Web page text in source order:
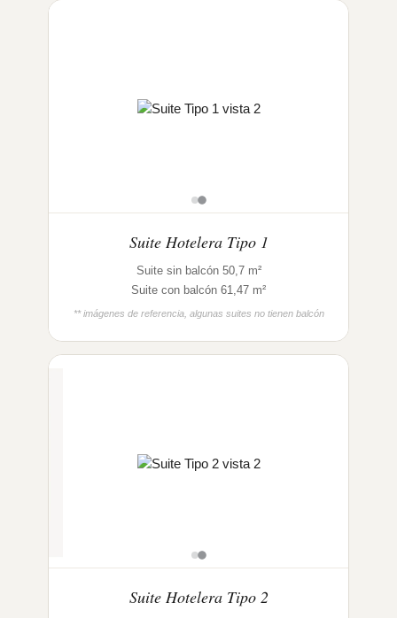
Suite Hotelera Tipo 1
Suite sin balcón 50,7 m²
Suite con balcón 61,47 m²
** imágenes de referencia, algunas suites no tienen balcón
Suite Hotelera Tipo 2